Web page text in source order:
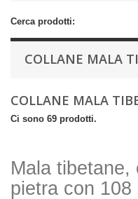
Cerca prodotti:
COLLANE MALA
COLLANE MALA
Ci sono 69 prodotti.
Mala tibetane,
pietra con